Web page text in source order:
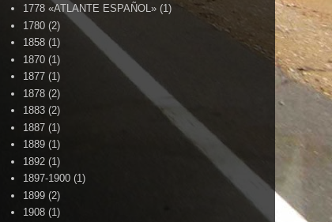
1778 «ATLANTE ESPAÑOL» (1)
1780 (2)
1858 (1)
1870 (1)
1877 (1)
1878 (2)
1883 (2)
1887 (1)
1889 (1)
1892 (1)
1897-1900 (1)
1899 (2)
1908 (1)